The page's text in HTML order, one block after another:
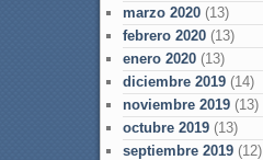
marzo 2020(13)
febrero 2020(13)
enero 2020(13)
diciembre 2019(14)
noviembre 2019(13)
octubre 2019(13)
septiembre 2019(12)